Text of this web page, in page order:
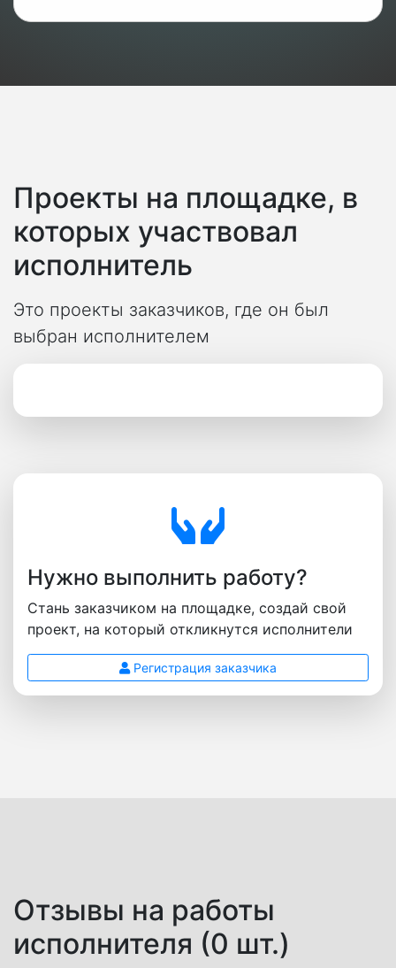
Проекты на площадке, в
которых участвовал
исполнитель
Это проекты заказчиков, где он был
выбран исполнителем
Нужно выполнить работу?
Стань заказчиком на площадке, создай свой
проект, на который откликнутся исполнители
Регистрация заказчика
Отзывы на работы
исполнителя (0 шт.)